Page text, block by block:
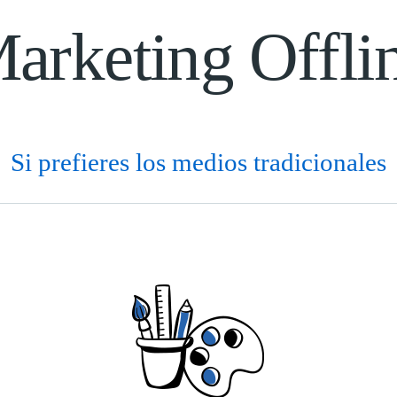
Si prefieres los medios tradicionales